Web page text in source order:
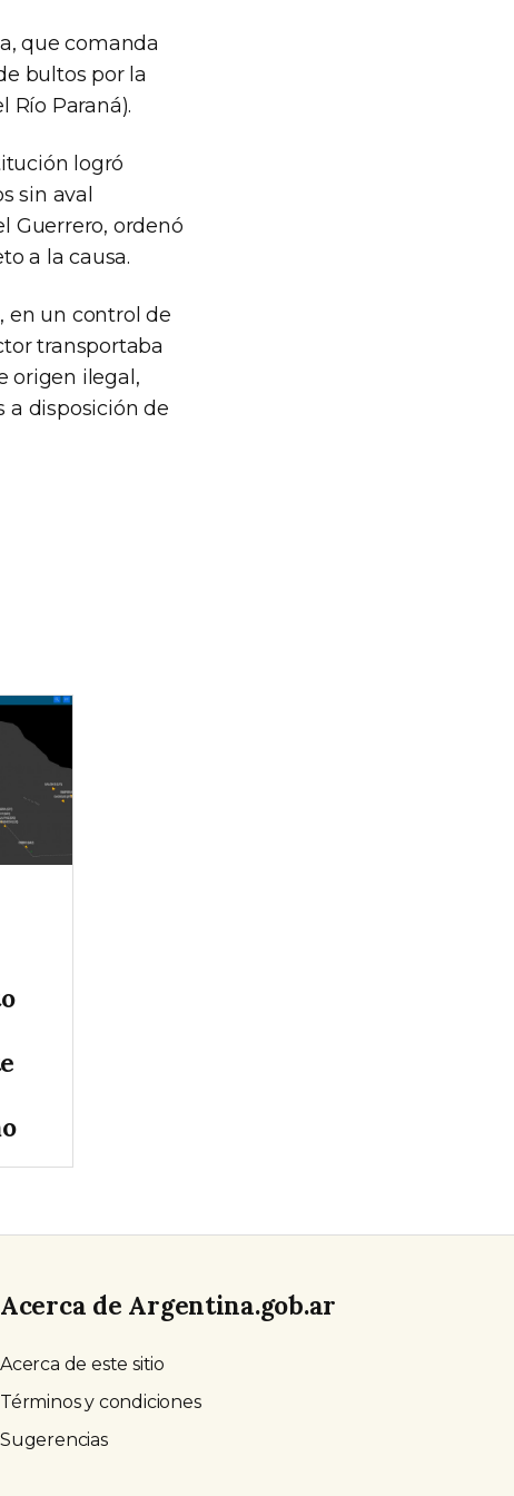
que comanda
bultos por la
Río Paraná).
logró
sin aval
Guerrero, ordenó
a la causa.
en un control de
transportaba
origen ilegal,
a disposición de
Acerca de Argentina.gob.ar
Acerca de este sitio
Términos y condiciones
Sugerencias